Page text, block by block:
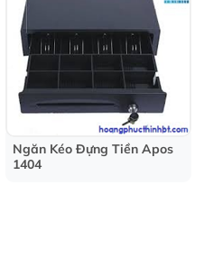
MÁY NƯỚC NÓNG
ARISTON
Máy Nước Nóng Năng
Lượng Mặt Trời Ariston
Máy Nước Nóng Trực Tiếp
Ariston
Máy Nước Nóng Gián Tiếp
Ariston
Ngăn Kéo Đựng Tiền Apos
1404